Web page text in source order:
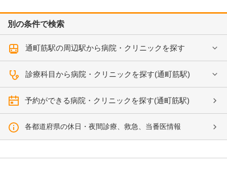
別の条件で検索
通町筋駅の周辺駅から病院・クリニックを探す
診療科目から病院・クリニックを探す(通町筋駅)
予約ができる病院・クリニックを探す(通町筋駅)
各都道府県の休日・夜間診療、救急、当番医情報